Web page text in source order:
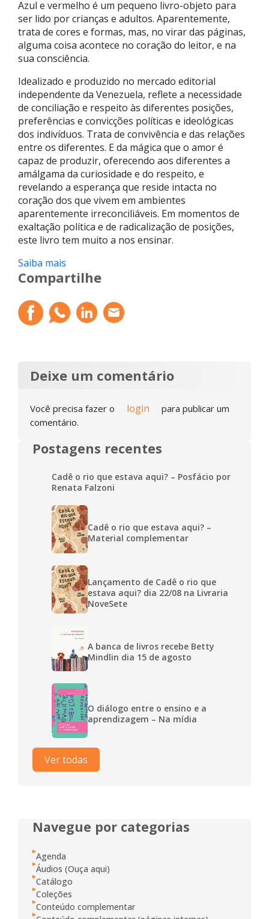
Azul e vermelho é um pequeno livro-objeto para
ser lido por crianças e adultos. Aparentemente,
trata de cores e formas, mas, no virar das páginas,
alguma coisa acontece no coração do leitor, e na
sua consciência.
Idealizado e produzido no mercado editorial
independente da Venezuela, reflete a necessidade
de conciliação e respeito às diferentes posições,
preferências e convicções políticas e ideológicas
dos indivíduos. Trata de convivência e das relações
entre os diferentes. E da mágica que o amor é
capaz de produzir, oferecendo aos diferentes a
amálgama da curiosidade e do respeito, e
revelando a esperança que reside intacta no
coração dos que vivem em ambientes
aparentemente irreconciliáveis. Em momentos de
exaltação política e de radicalização de posições,
este livro tem muito a nos ensinar.
Saiba mais
Compartilhe
Deixe um comentário
Você precisa fazer o login
para publicar um
comentário.
Postagens recentes
Cadê o rio que estava aqui? – Posfácio por
Renata Falzoni
Cadê o rio que estava aqui? –
Material complementar
Lançamento de Cadê o rio que
estava aqui? dia 22/08 na Livraria
NoveSete
A banca de livros recebe Betty
Mindlin dia 15 de agosto
O diálogo entre o ensino e a
aprendizagem – Na mídia
Ver todas
Navegue por categorias
Agenda
Áudios (Ouça aqui)
Catálogo
Coleções
Conteúdo complementar